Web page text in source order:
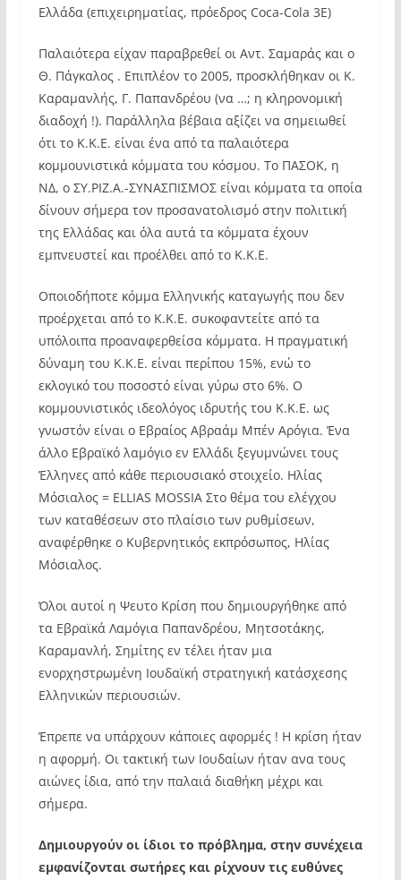
Ελλάδα (επιχειρηματίας, πρόεδρος Coca-Cola 3Ε)
Παλαιότερα είχαν παραβρεθεί οι Αντ. Σαμαράς και ο
Θ. Πάγκαλος . Επιπλέον το 2005, προσκλήθηκαν οι Κ.
Καραμανλής, Γ. Παπανδρέου (να …; η κληρονομική
διαδοχή !). Παράλληλα βέβαια αξίζει να σημειωθεί
ότι το Κ.Κ.Ε. είναι ένα από τα παλαιότερα
κομμουνιστικά κόμματα του κόσμου. Το ΠΑΣΟΚ, η
ΝΔ, ο ΣΥ.ΡΙΖ.Α.-ΣΥΝΑΣΠΙΣΜΟΣ είναι κόμματα τα οποία
δίνουν σήμερα τον προσανατολισμό στην πολιτική
της Ελλάδας και όλα αυτά τα κόμματα έχουν
εμπνευστεί και προέλθει από το Κ.Κ.Ε.
Οποιοδήποτε κόμμα Ελληνικής καταγωγής που δεν
προέρχεται από το Κ.Κ.Ε. συκοφαντείτε από τα
υπόλοιπα προαναφερθείσα κόμματα. Η πραγματική
δύναμη του Κ.Κ.Ε. είναι περίπου 15%, ενώ το
εκλογικό του ποσοστό είναι γύρω στο 6%. Ο
κομμουνιστικός ιδεολόγος ιδρυτής του Κ.Κ.Ε. ως
γνωστόν είναι ο Εβραίος Αβραάμ Μπέν Αρόγια. Ένα
άλλο Εβραϊκό λαμόγιο εν Ελλάδι ξεγυμνώνει τους
Έλληνες από κάθε περιουσιακό στοιχείο. Ηλίας
Μόσιαλος = ELLIAS MOSSIA Στο θέμα του ελέγχου
των καταθέσεων στο πλαίσιο των ρυθμίσεων,
αναφέρθηκε ο Κυβερνητικός εκπρόσωπος, Ηλίας
Μόσιαλος.
Όλοι αυτοί η Ψευτο Κρίση που δημιουργήθηκε από
τα Εβραϊκά Λαμόγια Παπανδρέου, Μητσοτάκης,
Καραμανλή, Σημίτης εν τέλει ήταν μια
ενορχηστρωμένη Ιουδαϊκή στρατηγική κατάσχεσης
Ελληνικών περιουσιών.
Έπρεπε να υπάρχουν κάποιες αφορμές ! Η κρίση ήταν
η αφορμή. Οι τακτική των Ιουδαίων ήταν ανα τους
αιώνες ίδια, από την παλαιά διαθήκη μέχρι και
σήμερα.
Δημιουργούν οι ίδιοι το πρόβλημα, στην συνέχεια
εμφανίζονται σωτήρες και ρίχνουν τις ευθύνες